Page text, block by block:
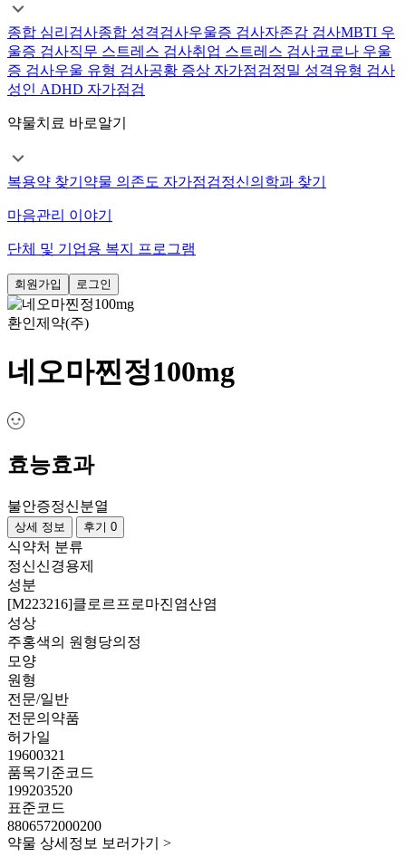
종합 심리검사종합 성격검사우울증 검사자존감 검사MBTI 우
울증 검사직무 스트레스 검사취업 스트레스 검사코로나 우울
증 검사우울 유형 검사공황 증상 자가점검정밀 성격유형 검사
성인 ADHD 자가점검
약물치료 바로알기
복용약 찾기 약물 의존도 자가점검정신의학과 찾기
마음관리 이야기
단체 및 기업용 복지 프로그램
회원가입 로그인
환인제약(주)
네오마찐정100mg
효능효과
불안증정신분열
상세 정보 후기 0
식약처 분류
정신신경용제
성분
[M223216]클로르프로마진염산염
성상
주홍색의 원형당의정
모양
원형
전문/일반
전문의약품
허가일
19600321
품목기준코드
199203520
표준코드
8806572000200
약물 상세정보 보러가기 >